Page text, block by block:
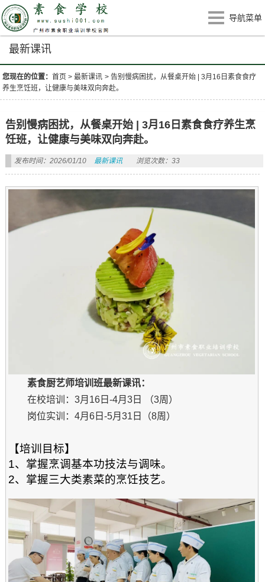
导航菜单
最新课讯
您现在的位置：首页 >最新课讯 >告别慢病困扰，从餐桌开始 | 3月16日素食食疗
养生烹饪班，让健康与美味双向奔赴。
告别慢病困扰，从餐桌开始 | 3月16日素食食疗养生烹
饪班，让健康与美味双向奔赴。
发布时间：2026/01/10 最新课讯 浏览次数：33
素食厨艺师培训班最新课讯：
在校培训：3月16日-4月3日 （3周）
岗位实训：4月6日-5月31日（8周）
【培训目标】
1、掌握烹调基本功技法与调味。
2、掌握三大类素菜的烹饪技艺。